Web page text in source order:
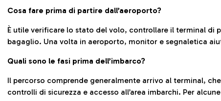
Cosa fare prima di partire dall’aeroporto?
È utile verificare lo stato del volo, controllare il terminal di
bagaglio. Una volta in aeroporto, monitor e segnaletica
Quali sono le fasi prima dell’imbarco?
Il percorso comprende generalmente arrivo al terminal,
controlli di sicurezza e accesso all’area imbarchi. Per